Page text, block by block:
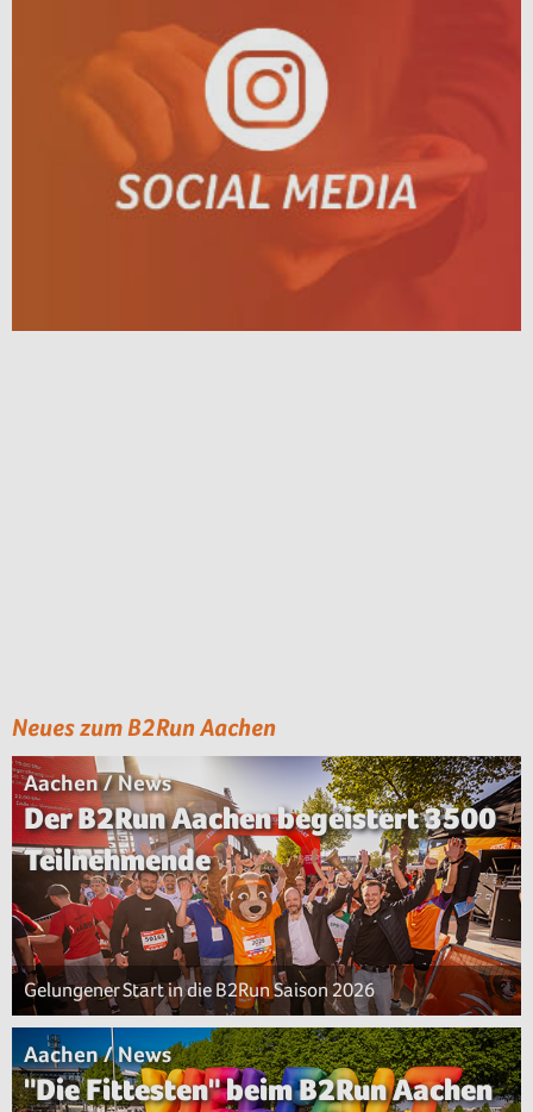
Neues zum B2Run Aachen
Aachen / News
Der B2Run Aachen begeistert 3500
Teilnehmende
Gelungener Start in die B2Run Saison 2026
Aachen / News
"Die Fittesten" beim B2Run Aachen